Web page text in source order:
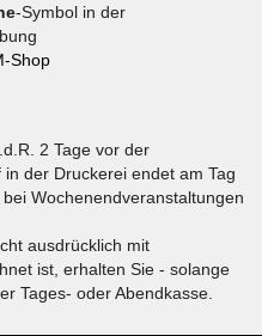
-Symbol in der
Shop
2 Tage vor der
der Druckerei endet am Tag
Wochenendveranstaltungen
ausdrücklich mit
ist, erhalten Sie - solange
Tages- oder Abendkasse.